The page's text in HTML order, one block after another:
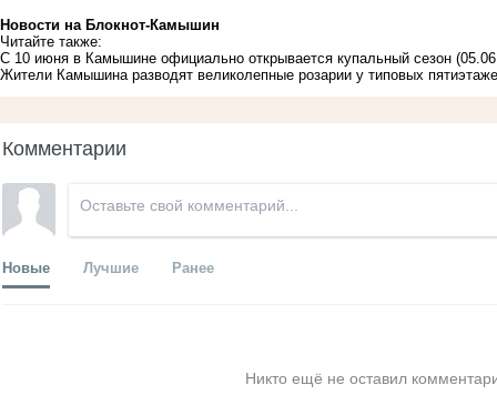
Новости на Блoкнoт-Камышин
Читайте также:
С 10 июня в Камышине официально открывается купальный сезон
Жители Камышина разводят великолепные розарии у типовых
Комментарии
Новые Лучшие Ранее
Никто ещё не оставил